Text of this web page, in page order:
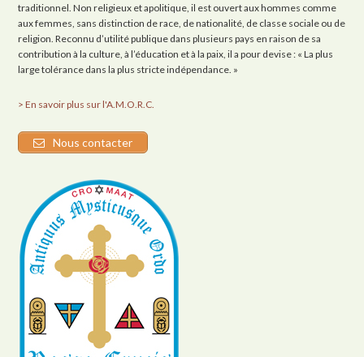
traditionnel. Non religieux et apolitique, il est ouvert aux hommes comme
aux femmes, sans distinction de race, de nationalité, de classe sociale ou de
religion. Reconnu d’utilité publique dans plusieurs pays en raison de sa
contribution à la culture, à l’éducation et à la paix, il a pour devise : « La plus
large tolérance dans la plus stricte indépendance. »
> En savoir plus sur l'A.M.O.R.C.
Nous contacter